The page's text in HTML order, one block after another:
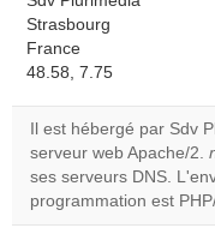
Strasbourg
France
48.58, 7.75
Il est hébergé par Sdv
serveur web Apache/2.
ses serveurs DNS.
programmation est